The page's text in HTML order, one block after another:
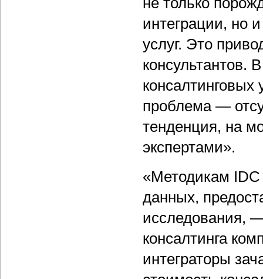
интеграции, но
услуг. Это
консультантов.
консалтинговых
проблема —
тенденция, на
экспертами».
«Методикам IDC
данных,
исследования,
консалтинга
интеграторы